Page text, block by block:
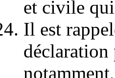
et civile qui
Il est
déclaration